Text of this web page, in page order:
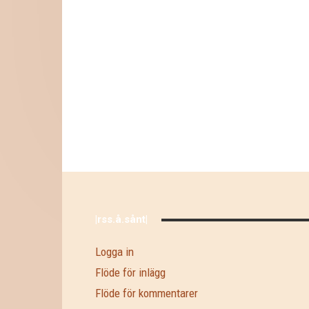
|rss.å.sånt|
Logga in
Flöde för inlägg
Flöde för kommentarer